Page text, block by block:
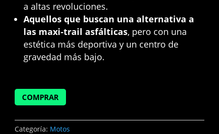
a altas revoluciones.
Aquellos que buscan una alternativa a
las maxi-trail asfálticas, pero con una
estética más deportiva y un centro de
gravedad más bajo.
COMPRAR
Categoría: Motos